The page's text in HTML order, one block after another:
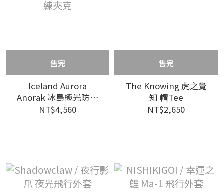
售完
Iceland Aurora
Anorak 冰島極光防水
教練夾克
NT$4,560
售完
The Knowing 虎之覺
知 帽Tee
NT$2,650